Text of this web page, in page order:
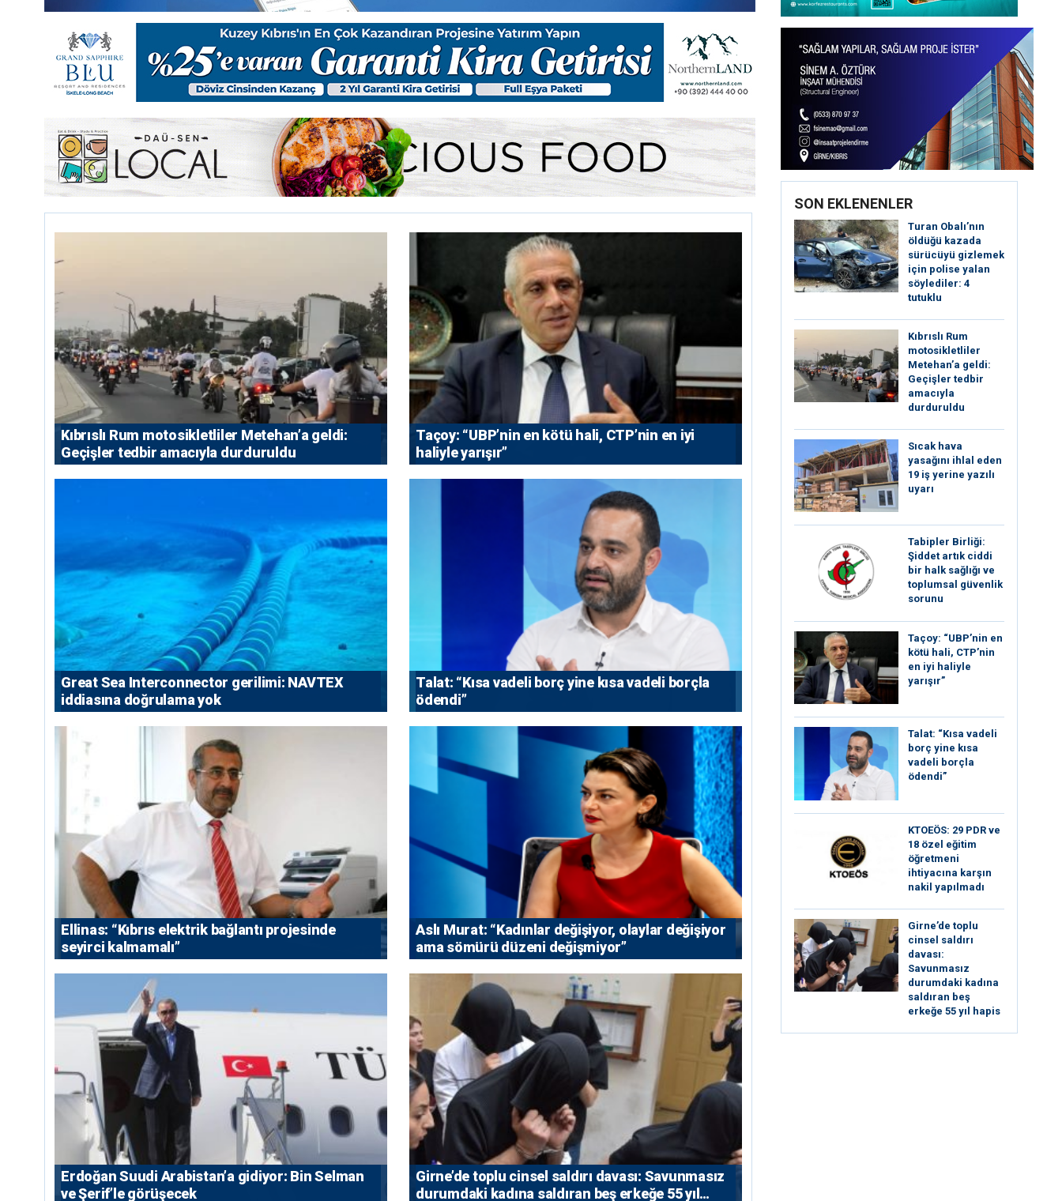
Kıbrıslı Rum motosikletliler Metehan’a geldi:
Geçişler tedbir amacıyla durduruldu
Taçoy: “UBP’nin en kötü hali, CTP’nin en iyi
haliyle yarışır”
Great Sea Interconnector gerilimi: NAVTEX
iddiasına doğrulama yok
Talat: “Kısa vadeli borç yine kısa vadeli borçla
ödendi”
Ellinas: “Kıbrıs elektrik bağlantı projesinde
seyirci kalmamalı”
Aslı Murat: “Kadınlar değişiyor, olaylar değişiyor
ama sömürü düzeni değişmiyor”
Erdoğan Suudi Arabistan’a gidiyor: Bin Selman
ve Şerif’le görüşecek
Girne’de toplu cinsel saldırı davası: Savunmasız
durumdaki kadına saldıran beş erkeğe 55 yıl
SON EKLENENLER
Turan Obalı’nın
öldüğü kazada
sürücüyü gizlemek
için polise yalan
söylediler: 4
tutuklu
Kıbrıslı Rum
motosikletliler
Metehan’a geldi:
Geçişler tedbir
amacıyla
durduruldu
Sıcak hava
yasağını ihlal eden
19 iş yerine yazılı
uyarı
Tabipler Birliği:
Şiddet artık ciddi
bir halk sağlığı ve
toplumsal güvenlik
sorunu
Taçoy: “UBP’nin en
kötü hali, CTP’nin
en iyi haliyle
yarışır”
Talat: “Kısa vadeli
borç yine kısa
vadeli borçla
ödendi”
KTOEÖS: 29 PDR ve
18 özel eğitim
öğretmeni
ihtiyacına karşın
nakil yapılmadı
Girne’de toplu
cinsel saldırı
davası:
Savunmasız
durumdaki kadına
saldıran beş
erkeğe 55 yıl hapis